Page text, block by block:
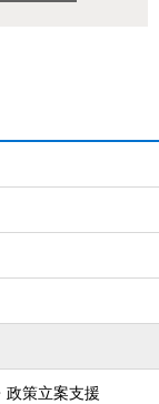
政策立案支援